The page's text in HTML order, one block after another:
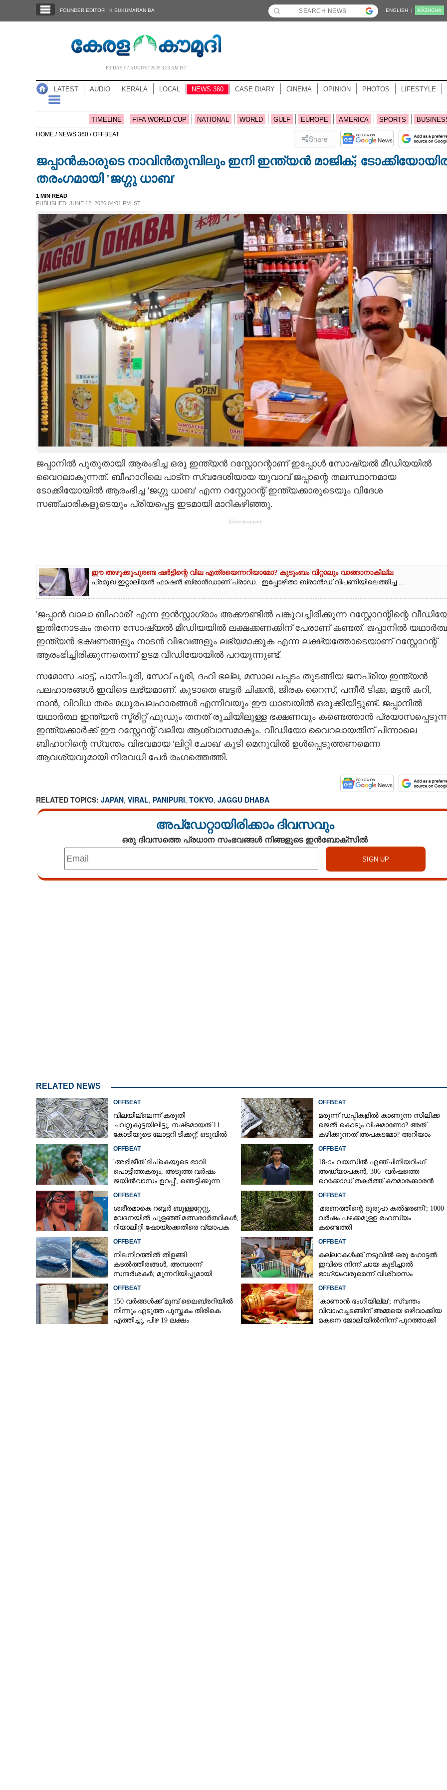
NOTIFIED NEWS
NEWS 360
CASE DIARY
LIFESTYLE
SPIRITUAL
CARTOONS
LITERATURE
FOUNDER EDITOR : K SUKUMARAN BA ENGLISH | KĀZHCHA
FRIDAY, 07 AUGUST 2026 3.53 AM IST
LATEST AUDIO KERALA LOCAL NEWS 360 CASE DIARY CINEMA OPINION PHOTOS LIFESTYLE
TIMELINE FIFA WORLD CUP NATIONAL WORLD GULF EUROPE AMERICA SPORTS
HOME / NEWS 360 /OFFBEAT Share
ജപ്പാൻകാരുടെ നാവിൻതുമ്പിലും ഇനി ഇന്ത്യൻ മാജിക്;
തരംഗമായി 'ജഗ്ഗു ധാബ'
1 MIN READ
PUBLISHED: JUNE 12, 2026 04:01 PM IST
ജപ്പാനിൽ പുതുതായി ആരംഭിച്ച ഒരു ഇന്ത്യൻ റസ്റ്റോറന്റാണ് ഇപ്പോൾ സോഷ്യൽ മീഡിയയിൽ
വൈറലാകുന്നത്. ബീഹാറിലെ പാട്ന സ്വദേശിയായ യുവാവ് ജപ്പാന്റെ തലസ്ഥാനമായ
ടോക്കിയോയിൽ ആരംഭിച്ച 'ജഗ്ഗു ധാബ' എന്ന റസ്റ്റോറന്റ് ഇന്ത്യക്കാരുടെയും വിദേശ
സഞ്ചാരികളുടെയും പ്രിയപ്പെട്ട ഇടമായി മാറികഴിഞ്ഞു.
Advertisement
ഈ അഴുക്കുപുരണ്ട ഷർട്ടിന്റെ വില എത്രയെന്നറിയാമോ? കുടുംബം വിറ്റാലും വാങ്ങാനാകില്ല
പ്രമുഖ ഇറ്റാലിയൻ ഫാഷൻ ബ്രാൻഡാണ് പ്രാഡ. ഇപ്പോഴിതാ ബ്രാൻഡ് വിപണിയിലെത്തിച്ച ...
'ജപ്പാൻ വാലാ ബിഹാരി' എന്ന ഇൻസ്റ്റാഗ്രാം അക്കൗണ്ടിൽ പങ്കുവച്ചിരിക്കുന്ന റസ്റ്റോറന്റിന്റെ
ഇതിനോടകം തന്നെ സോഷ്യൽ മീഡിയയിൽ ലക്ഷക്കണക്കിന് പേരാണ് കണ്ടത്. ജപ്പാനിൽ
ഇന്ത്യൻ ഭക്ഷണങ്ങളും നാടൻ വിഭവങ്ങളും ലഭ്യമാക്കുക എന്ന ലക്ഷ്യത്തോടെയാണ് റസ്റ്റോറന്റ്
ആരംഭിച്ചിരിക്കുന്നതെന്ന് ഉടമ വീഡിയോയിൽ പറയുന്നുണ്ട്.
സമോസ ചാട്ട്, പാനിപൂരി, സേവ് പൂരി, ദഹി ഭല്ല, മസാല പപ്പടം തുടങ്ങിയ ജനപ്രിയ ഇന്ത്യൻ
പലഹാരങ്ങൾ ഇവിടെ ലഭ്യമാണ്. കൂടാതെ ബട്ടർ ചിക്കൻ, ജീരക റൈസ്, പനീർ ടിക്ക, മട്ടൻ കറി,
നാൻ, വിവിധ തരം മധുരപലഹാരങ്ങൾ എന്നിവയും ഈ ധാബയിൽ ഒരുക്കിയിട്ടുണ്ട്. ജപ്പാനിൽ
യഥാർത്ഥ ഇന്ത്യൻ സ്ട്രീറ്റ് ഫുഡും തനത് രുചിയിലുള്ള ഭക്ഷണവും കണ്ടെത്താൻ
ഇന്ത്യക്കാ‌ർക്ക് ഈ റസ്റ്റേറന്റ് വലിയ ആശ്വാസമാകും. വീഡിയോ വൈറലായതിന് പിന്നാലെ
ബീഹാറിന്റെ സ്വന്തം വിഭവമായ 'ലിറ്റി ചോഖ' കൂടി മെനുവിൽ ഉൾപ്പെടുത്തണമെന്ന
ആവശ്യവുമായി നിരവധി പേർ രംഗത്തെത്തി.
RELATED TOPICS: JAPAN, VIRAL, PANIPURI, TOKYO, JAGGU DHABA
അപ്ഡേറ്റായിരിക്കാം ദിവസവും
ഒരു ദിവസത്തെ പ്രധാന സംഭവങ്ങൾ നിങ്ങളുടെ ഇൻബോക്സിൽ
RELATED NEWS
OFFBEAT
വിലയില്ലെന്ന് കരുതി
ചവറ്റുകുട്ടയിലിട്ടു, നഷ്‌ടമായത് 11
കോടിയുടെ ലോട്ടറി ടിക്കറ്റ്; ഒടുവിൽ
OFFBEAT
മരുന്ന് ഡപ്പികളിൽ കാണുന്ന സിലിക്ക
ജെൽ കൊടും വിഷമാണോ? അത്
കഴിക്കുന്നത് അപകടമോ? അറിയാം
OFFBEAT
'അഭിജീത് ദീപ്‌കെയുടെ ഭാവി
പൊട്ടിത്തകരും, അടുത്ത വർഷം
ജയിൽവാസം ഉറപ്പ്'; ഞെട്ടിക്കുന്ന
OFFBEAT
18-ാം വയസിൽ എഞ്ചിനീയറിംഗ്
അദ്ധ്യാപകൻ, 306 വർഷത്തെ
റെക്കോഡ് തകർത്ത് കൗമാരക്കാരൻ
OFFBEAT
ശരീരമാകെ റബ്ബർ ബുള്ളറ്റേറ്റു,
വേദനയിൽ പുളഞ്ഞ് മത്സരാർത്ഥികൾ;
റിയാലിറ്റി ഷോയ്‌ക്കെതിരെ വ്യാപക
OFFBEAT
'മരണത്തിന്റെ ദുരൂഹ കൽഭരണി'; 1000
വർഷം പഴക്കമുള്ള രഹസ്യം
കണ്ടെത്തി
OFFBEAT
നീലനിറത്തിൽ തിളങ്ങി
കടൽത്തീരങ്ങൾ, അമ്പരന്ന്
സന്ദർശകർ; മുന്നറിയിപ്പുമായി
OFFBEAT
കല്ലറകൾക്ക് നടുവിൽ ഒരു ഹോട്ടൽ:
ഇവിടെ നിന്ന് ചായ കുടിച്ചാൽ
ഭാഗ്യംവരുമെന്ന് വിശ്വാസം
OFFBEAT
150 വർങ്ങൾക്ക് മുമ്പ് ലൈബ്രറിയിൽ
നിന്നും എടുത്ത പുസ്തകം തിരികെ
എത്തിച്ചു,​ പിഴ 19 ലക്ഷം
OFFBEAT
'കാണാൻ ഭംഗിയില്ല'; സ്വന്തം
വിവാഹച്ചടങ്ങിന് അമ്മയെ ഒഴിവാക്കിയ
മകനെ ജോലിയിൽനിന്ന് പുറത്താക്കി
ജപ്പാൻകാരുടെ നാവിൻതുമ്പിലും ഇനി
ഇന്ത്യൻ മാജിക്; ടോക്കിയോയിൽ
തരംഗമായി 'ജഗ്ഗു ധാബ'
Share this link